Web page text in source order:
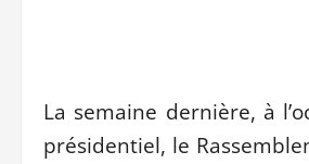
La semaine dernière, à
présidentiel, le